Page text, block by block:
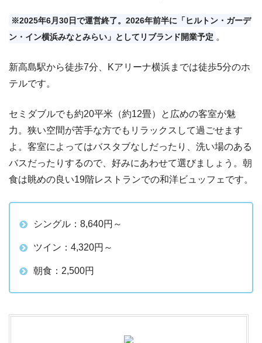
※2025年6月30日で運営終了。2026年前半に「ヒルトン・ガーデ
ン・イン横浜みなとみらい」としてリブランド開業予定 。
新高島駅から徒歩7分、Kアリーナ横浜までは徒歩5分のホ
テルです。
セミダブルでも約20平米（約12畳）と広めの客室が魅
力。狭い空間が苦手な方でもリラックスして過ごせます
よ。客室によってはバスタブなしだったり、洗い場のある
バスだったりするので、好みにあわせて選びましょう。朝
食は眺めの良い19階レストランでの和洋ビュッフェです。
シングル：8,640円～
ツイン：4,320円～
朝食：2,500円